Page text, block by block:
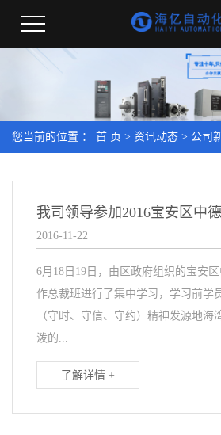
您当前的位置 ： 首 页 > 资讯动态 > 公司
2016-11-22
6月18日19日，由区政府组织的宝安
作总裁班进行了集中学习，学习前学
（守时、守信、守约）精神发源地海
泼的...
了解详情 +